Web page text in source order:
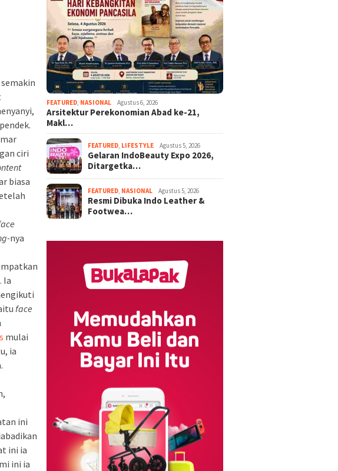
ciri
biasa
nya
Ia
face
mulai
ia
ini
ini ia
ini ia
FEATURED, NASIONAL Agustus 6, 2026
Arsitektur Perekonomian Abad ke-21,
Makl…
FEATURED, LIFESTYLE Agustus 5, 2026
Gelaran IndoBeauty Expo 2026,
Ditargetka…
FEATURED, NASIONAL Agustus 5, 2026
Resmi Dibuka Indo Leather &
Footwea…